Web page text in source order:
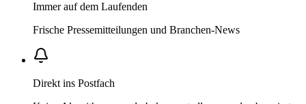
Immer auf dem Laufenden
Frische Pressemitteilungen und Branchen-News
Direkt ins Postfach